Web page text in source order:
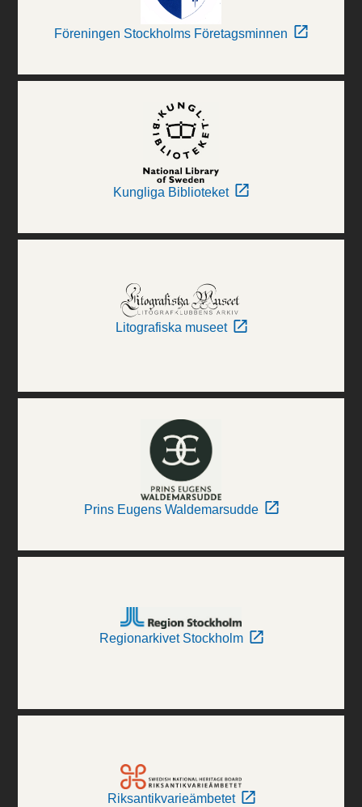
Föreningen Stockholms Företagsminnen
Kungliga Biblioteket
Litografiska museet
Prins Eugens Waldemarsudde
Regionarkivet Stockholm
Riksantikvarieämbetet